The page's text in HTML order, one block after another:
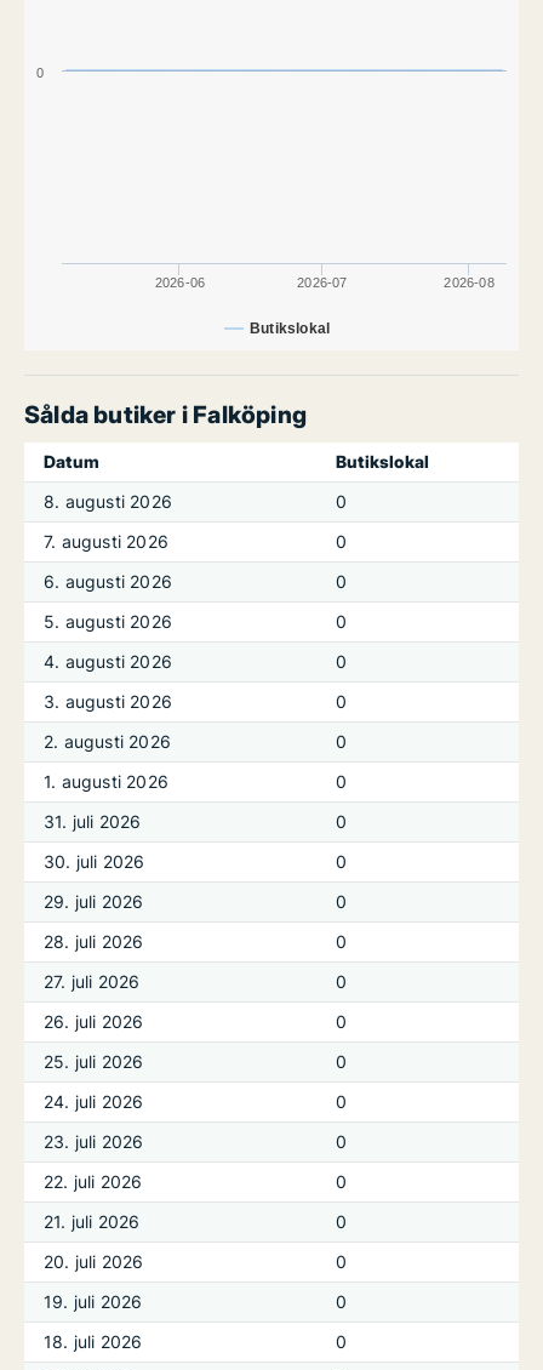
Butikslokal
2026-06 2026-07 2026-08
0
Sålda butiker i Falköping
Datum
Butikslokal
8. augusti 2026
0
7. augusti 2026
0
6. augusti 2026
0
5. augusti 2026
0
4. augusti 2026
0
3. augusti 2026
0
2. augusti 2026
0
1. augusti 2026
0
31. juli 2026
0
30. juli 2026
0
29. juli 2026
0
28. juli 2026
0
27. juli 2026
0
26. juli 2026
0
25. juli 2026
0
24. juli 2026
0
23. juli 2026
0
22. juli 2026
0
21. juli 2026
0
20. juli 2026
0
19. juli 2026
0
18. juli 2026
0